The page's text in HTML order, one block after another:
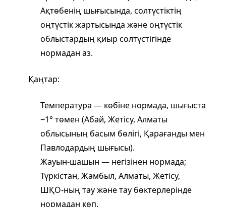
Ақтөбенің шығысында, солтүстіктің
оңтүстік жартысында және оңтүстік
облыстардың қиыр солтүстігінде
нормадан аз.
Қаңтар:
Температура — көбіне нормада, шығыста
−1° төмен (Абай, Жетісу, Алматы
облысының басым бөлігі, Қарағанды мен
Павлодардың шығысы).
Жауын‑шашын — негізінен нормада;
Түркістан, Жамбыл, Алматы, Жетісу,
ШҚО‑ның тау және тау бөктерлерінде
нормадан көп.